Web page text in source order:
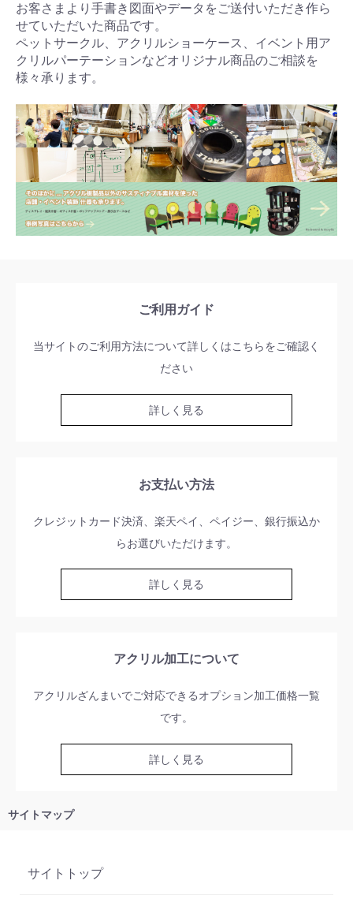
お客さまより手書き図面やデータをご送付いただき作ら
せていただいた商品です。
ペットサークル、アクリルショーケース、イベント用ア
クリルパーテーションなどオリジナル商品のご相談を
様々承ります。
ご利用ガイド
当サイトのご利用方法について詳しくはこちらをご確認く
ださい
詳しく見る
お支払い方法
クレジットカード決済、楽天ペイ、ペイジー、銀行振込か
らお選びいただけます。
詳しく見る
アクリル加工について
アクリルざんまいでご対応できるオプション加工価格一覧
です。
詳しく見る
サイトマップ
サイトトップ